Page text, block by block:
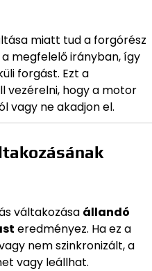
miatt tud a forgórész
megfelelő irányban, így
forgást. Ezt a
vezérelni, hogy a motor
vagy ne akadjon el.
váltakozása állandó
eredményez. Ha ez a
nem szinkronizált, a
vagy leállhat.